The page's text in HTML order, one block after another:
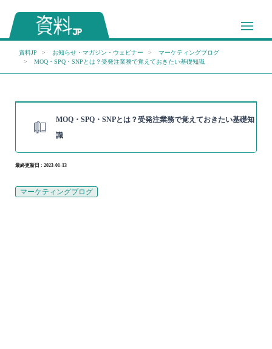
資料JP お知らせ・マガジン・ウェビナー
マーケティングブログ
MOQ・SPQ・SNPとは？受発注業務で覚えておきたい基礎知識
MOQ・SPQ・SNPとは？受発注業務で覚えておきたい基礎知
識
最終更新日 : 2023-01-13
マーケティングブログ